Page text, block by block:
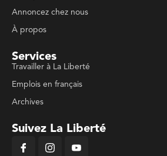
Annoncez chez nous
À propos
Services
Travailler à La Liberté
Emplois en français
Archives
Suivez La Liberté